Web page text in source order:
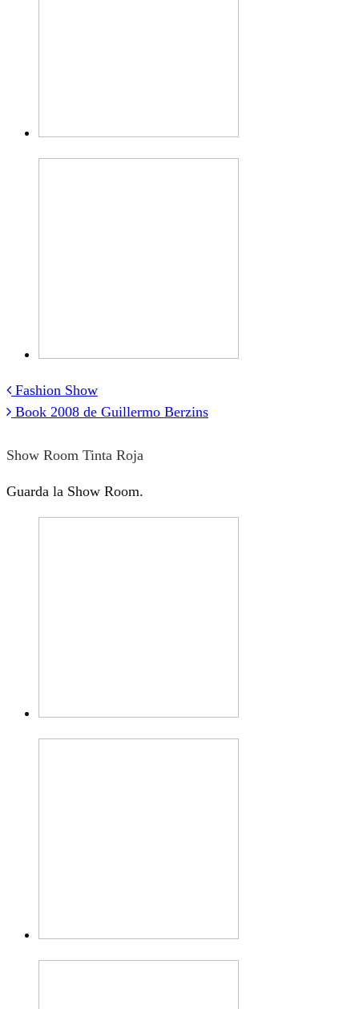
Post
Fashion Show
Book 2008 de Guillermo Berzins
Show Room Tinta Roja
Guarda la Show Room.